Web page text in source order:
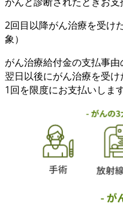
2回目以降がん治療を受け
象）
がん治療給付金の支払事由
翌日以後にがん治療を受
1回を限度にお支払いします